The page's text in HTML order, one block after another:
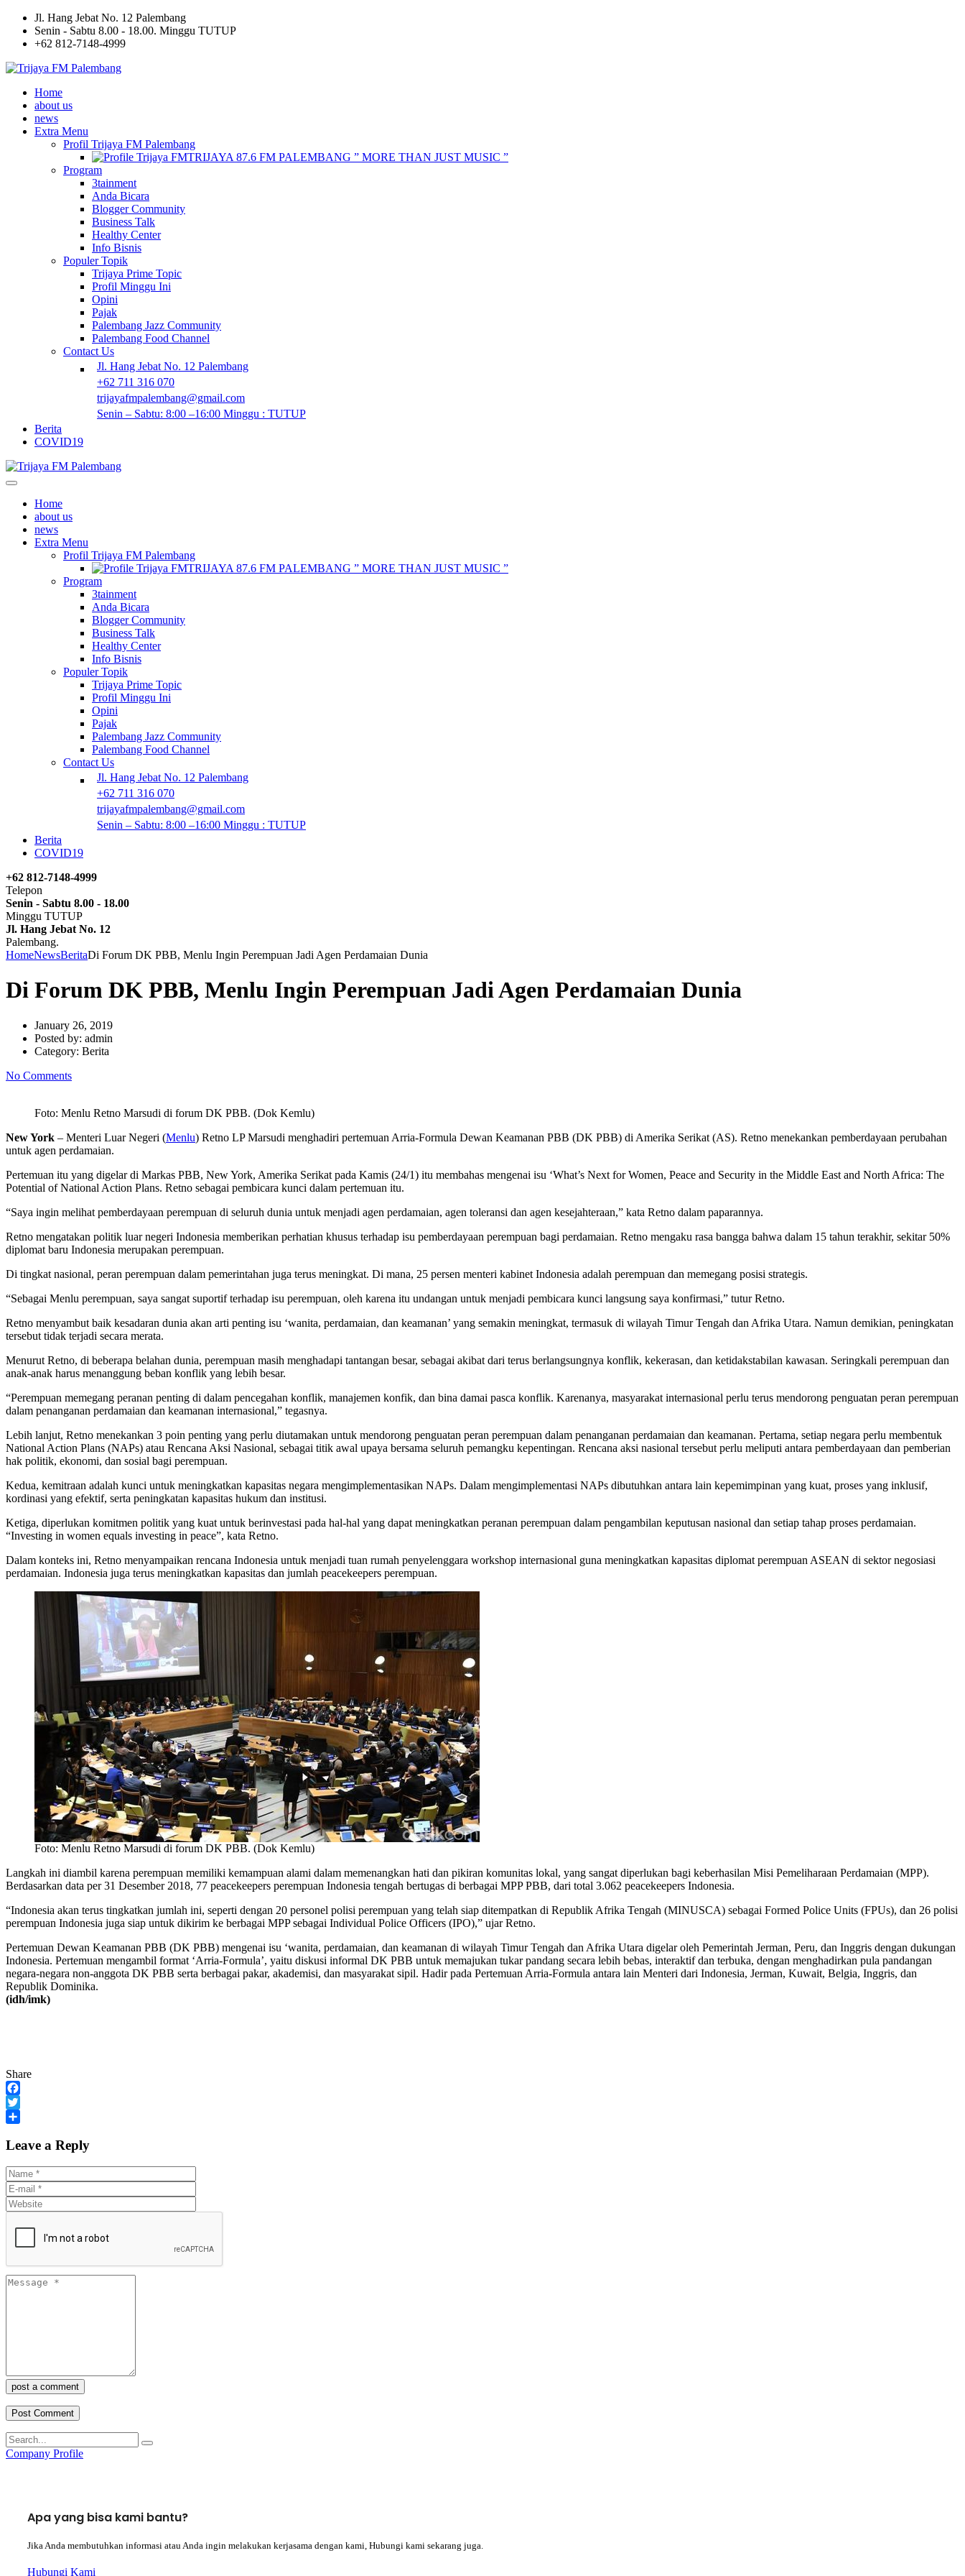
Jl. Hang Jebat No. 12 Palembang
Senin - Sabtu 8.00 - 18.00. Minggu TUTUP
+62 812-7148-4999
Home
about us
news
Extra Menu
Profil Trijaya FM Palembang
TRIJAYA 87.6 FM PALEMBANG ” MORE THAN JUST MUSIC ”
Program
3tainment
Anda Bicara
Blogger Community
Business Talk
Healthy Center
Info Bisnis
Populer Topik
Trijaya Prime Topic
Profil Minggu Ini
Opini
Pajak
Palembang Jazz Community
Palembang Food Channel
Contact Us
Jl. Hang Jebat No. 12 Palembang
+62 711 316 070
trijayafmpalembang@gmail.com
Senin – Sabtu: 8:00 –16:00 Minggu : TUTUP
Berita
COVID19
Home
about us
news
Extra Menu
Profil Trijaya FM Palembang
TRIJAYA 87.6 FM PALEMBANG ” MORE THAN JUST MUSIC ”
Program
3tainment
Anda Bicara
Blogger Community
Business Talk
Healthy Center
Info Bisnis
Populer Topik
Trijaya Prime Topic
Profil Minggu Ini
Opini
Pajak
Palembang Jazz Community
Palembang Food Channel
Contact Us
Jl. Hang Jebat No. 12 Palembang
+62 711 316 070
trijayafmpalembang@gmail.com
Senin – Sabtu: 8:00 –16:00 Minggu : TUTUP
Berita
COVID19
+62 812-7148-4999
Telepon
Senin - Sabtu 8.00 - 18.00
Minggu TUTUP
Jl. Hang Jebat No. 12
Palembang.
HomeNewsBeritaDi Forum DK PBB, Menlu Ingin Perempuan Jadi Agen Perdamaian Dunia
Di Forum DK PBB, Menlu Ingin Perempuan Jadi Agen Perdamaian Dunia
January 26, 2019
Posted by: admin
Category: Berita
No Comments
Foto: Menlu Retno Marsudi di forum DK PBB. (Dok Kemlu)
New York – Menteri Luar Negeri (Menlu) Retno LP Marsudi menghadiri pertemuan Arria-Formula Dewan Keamanan PBB (DK PBB) di Amerika Serikat (AS). Retno menekankan pemberdayaan perubahan
untuk agen perdamaian.
Pertemuan itu yang digelar di Markas PBB, New York, Amerika Serikat pada Kamis (24/1) itu membahas mengenai isu ‘What’s Next for Women, Peace and Security in the Middle East and North Africa: The
Potential of National Action Plans. Retno sebagai pembicara kunci dalam pertemuan itu.
“Saya ingin melihat pemberdayaan perempuan di seluruh dunia untuk menjadi agen perdamaian, agen toleransi dan agen kesejahteraan,” kata Retno dalam paparannya.
Retno mengatakan politik luar negeri Indonesia memberikan perhatian khusus terhadap isu pemberdayaan perempuan bagi perdamaian. Retno mengaku rasa bangga bahwa dalam 15 tahun terakhir, sekitar 50%
diplomat baru Indonesia merupakan perempuan.
Di tingkat nasional, peran perempuan dalam pemerintahan juga terus meningkat. Di mana, 25 persen menteri kabinet Indonesia adalah perempuan dan memegang posisi strategis.
“Sebagai Menlu perempuan, saya sangat suportif terhadap isu perempuan, oleh karena itu undangan untuk menjadi pembicara kunci langsung saya konfirmasi,” tutur Retno.
Retno menyambut baik kesadaran dunia akan arti penting isu ‘wanita, perdamaian, dan keamanan’ yang semakin meningkat, termasuk di wilayah Timur Tengah dan Afrika Utara. Namun demikian, peningkatan
tersebut tidak terjadi secara merata.
Menurut Retno, di beberapa belahan dunia, perempuan masih menghadapi tantangan besar, sebagai akibat dari terus berlangsungnya konflik, kekerasan, dan ketidakstabilan kawasan. Seringkali perempuan dan
anak-anak harus menanggung beban konflik yang lebih besar.
“Perempuan memegang peranan penting di dalam pencegahan konflik, manajemen konfik, dan bina damai pasca konflik. Karenanya, masyarakat internasional perlu terus mendorong penguatan peran perempuan
dalam penanganan perdamaian dan keamanan internasional,” tegasnya.
Lebih lanjut, Retno menekankan 3 poin penting yang perlu diutamakan untuk mendorong penguatan peran perempuan dalam penanganan perdamaian dan keamanan. Pertama, setiap negara perlu membentuk
National Action Plans (NAPs) atau Rencana Aksi Nasional, sebagai titik awal upaya bersama seluruh pemangku kepentingan. Rencana aksi nasional tersebut perlu meliputi antara pemberdayaan dan pemberian
hak politik, ekonomi, dan sosial bagi perempuan.
Kedua, kemitraan adalah kunci untuk meningkatkan kapasitas negara mengimplementasikan NAPs. Dalam mengimplementasi NAPs dibutuhkan antara lain kepemimpinan yang kuat, proses yang inklusif,
kordinasi yang efektif, serta peningkatan kapasitas hukum dan institusi.
Ketiga, diperlukan komitmen politik yang kuat untuk berinvestasi pada hal-hal yang dapat meningkatkan peranan perempuan dalam pengambilan keputusan nasional dan setiap tahap proses perdamaian.
“Investing in women equals investing in peace”, kata Retno.
Dalam konteks ini, Retno menyampaikan rencana Indonesia untuk menjadi tuan rumah penyelenggara workshop internasional guna meningkatkan kapasitas diplomat perempuan ASEAN di sektor negosiasi
perdamaian. Indonesia juga terus meningkatkan kapasitas dan jumlah peacekeepers perempuan.
Foto: Menlu Retno Marsudi di forum DK PBB. (Dok Kemlu)
Langkah ini diambil karena perempuan memiliki kemampuan alami dalam memenangkan hati dan pikiran komunitas lokal, yang sangat diperlukan bagi keberhasilan Misi Pemeliharaan Perdamaian (MPP).
Berdasarkan data per 31 Desember 2018, 77 peacekeepers perempuan Indonesia tengah bertugas di berbagai MPP PBB, dari total 3.062 peacekeepers Indonesia.
“Indonesia akan terus tingkatkan jumlah ini, seperti dengan 20 personel polisi perempuan yang telah siap ditempatkan di Republik Afrika Tengah (MINUSCA) sebagai Formed Police Units (FPUs), dan 26 polisi
perempuan Indonesia juga siap untuk dikirim ke berbagai MPP sebagai Individual Police Officers (IPO),” ujar Retno.
Pertemuan Dewan Keamanan PBB (DK PBB) mengenai isu ‘wanita, perdamaian, dan keamanan di wilayah Timur Tengah dan Afrika Utara digelar oleh Pemerintah Jerman, Peru, dan Inggris dengan dukungan
Indonesia. Pertemuan mengambil format ‘Arria-Formula’, yaitu diskusi informal DK PBB untuk memajukan tukar pandang secara lebih bebas, interaktif dan terbuka, dengan menghadirkan pula pandangan
negara-negara non-anggota DK PBB serta berbagai pakar, akademisi, dan masyarakat sipil. Hadir pada Pertemuan Arria-Formula antara lain Menteri dari Indonesia, Jerman, Kuwait, Belgia, Inggris, dan
Republik Dominika.
(idh/imk)
Share
Facebook
Twitter
Leave a Reply
post a comment
Company Profile
Apa yang bisa kami bantu?
Jika Anda membutuhkan informasi atau Anda ingin melakukan kerjasama dengan kami, Hubungi kami sekarang juga.
Hubungi Kami